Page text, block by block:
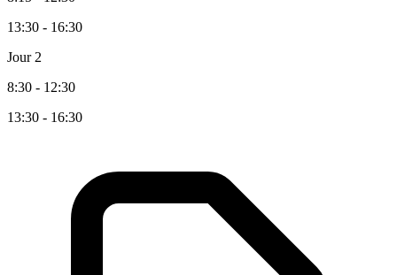
13:30 - 16:30
Jour 2
8:30 - 12:30
13:30 - 16:30